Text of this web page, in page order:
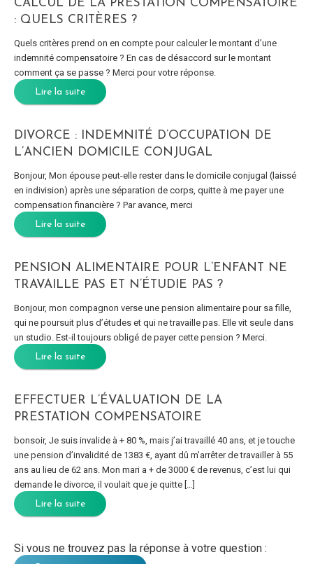
CALCUL DE LA PRESTATION COMPENSATOIRE
: QUELS CRITÈRES ?
Quels critères prend on en compte pour calculer le montant d’une
indemnité compensatoire ? En cas de désaccord sur le montant
comment ça se passe ? Merci pour votre réponse.
Lire la suite
DIVORCE : INDEMNITÉ D’OCCUPATION DE
L’ANCIEN DOMICILE CONJUGAL
Bonjour, Mon épouse peut-elle rester dans le domicile conjugal (laissé
en indivision) après une séparation de corps, quitte à me payer une
compensation financière ? Par avance, merci
Lire la suite
PENSION ALIMENTAIRE POUR L’ENFANT NE
TRAVAILLE PAS ET N’ÉTUDIE PAS ?
Bonjour, mon compagnon verse une pension alimentaire pour sa fille,
qui ne poursuit plus d’études et qui ne travaille pas. Elle vit seule dans
un studio. Est-il toujours obligé de payer cette pension ? Merci.
Lire la suite
EFFECTUER L’ÉVALUATION DE LA
PRESTATION COMPENSATOIRE
bonsoir, Je suis invalide à + 80 %, mais j’ai travaillé 40 ans, et je touche
une pension d’invalidité de 1383 €, ayant dû m’arrêter de travailler à 55
ans au lieu de 62 ans. Mon mari a + de 3000 € de revenus, c’est lui qui
demande le divorce, il voulait que je quitte […]
Lire la suite
Si vous ne trouvez pas la réponse à votre question :